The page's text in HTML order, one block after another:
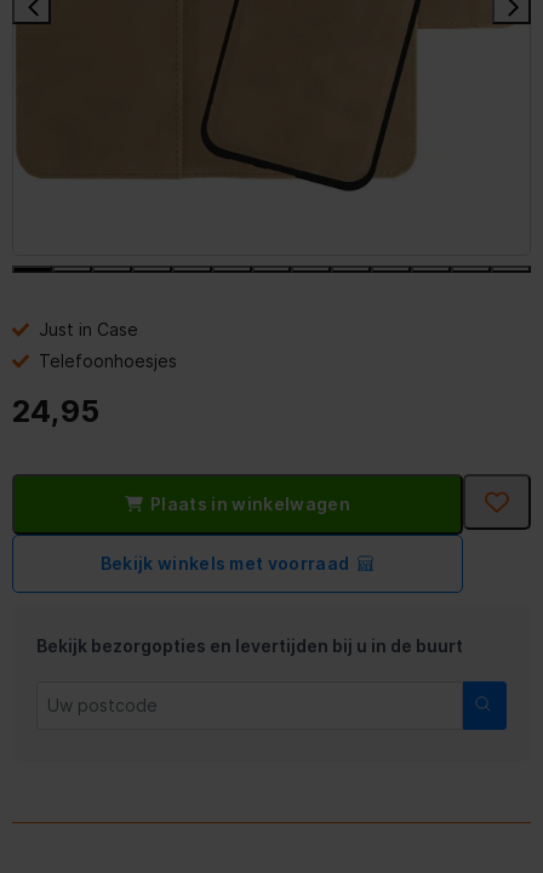
Just in Case
Telefoonhoesjes
24,95
Plaats in winkelwagen
Bekijk winkels met voorraad
Bekijk bezorgopties en levertijden bij u in de buurt